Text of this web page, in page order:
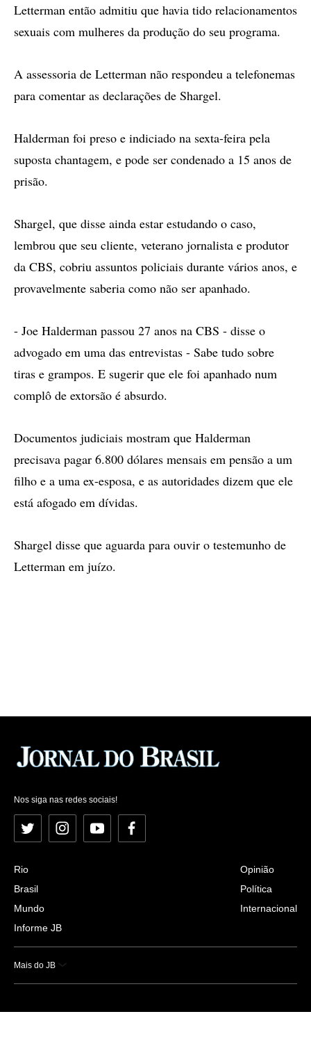
Letterman então admitiu que havia tido relacionamentos
sexuais com mulheres da produção do seu programa.
A assessoria de Letterman não respondeu a telefonemas
para comentar as declarações de Shargel.
Halderman foi preso e indiciado na sexta-feira pela
suposta chantagem, e pode ser condenado a 15 anos de
prisão.
Shargel, que disse ainda estar estudando o caso,
lembrou que seu cliente, veterano jornalista e produtor
da CBS, cobriu assuntos policiais durante vários anos, e
provavelmente saberia como não ser apanhado.
- Joe Halderman passou 27 anos na CBS - disse o
advogado em uma das entrevistas - Sabe tudo sobre
tiras e grampos. E sugerir que ele foi apanhado num
complô de extorsão é absurdo.
Documentos judiciais mostram que Halderman
precisava pagar 6.800 dólares mensais em pensão a um
filho e a uma ex-esposa, e as autoridades dizem que ele
está afogado em dívidas.
Shargel disse que aguarda para ouvir o testemunho de
Letterman em juízo.
Nos siga nas redes sociais!
Twitter InstagramYouTubeFacebook
Rio
Brasil
Mundo
Informe JB
Opinião
Política
Internacional
Mais do JB
Esportes